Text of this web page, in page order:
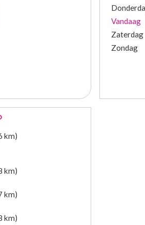
Vandaag
Zaterdag
Zondag
km)
km)
km)
km)